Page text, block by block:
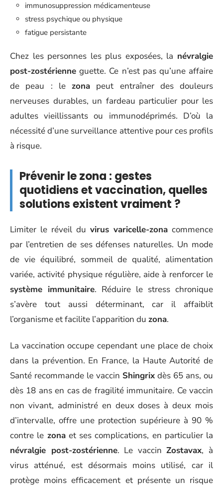
immunosuppression médicamenteuse
stress psychique ou physique
fatigue persistante
Chez les personnes les plus exposées, la névralgie
post-zostérienne guette. Ce n’est pas qu’une affaire
de peau : le zona peut entraîner des douleurs
nerveuses durables, un fardeau particulier pour les
adultes vieillissants ou immunodéprimés. D’où la
nécessité d’une surveillance attentive pour ces profils
à risque.
Prévenir le zona : gestes
quotidiens et vaccination, quelles
solutions existent vraiment ?
Limiter le réveil du virus varicelle-zona commence
par l’entretien de ses défenses naturelles. Un mode
de vie équilibré, sommeil de qualité, alimentation
variée, activité physique régulière, aide à renforcer le
système immunitaire. Réduire le stress chronique
s’avère tout aussi déterminant, car il affaiblit
l’organisme et facilite l’apparition du zona.
La vaccination occupe cependant une place de choix
dans la prévention. En France, la Haute Autorité de
Santé recommande le vaccin Shingrix dès 65 ans, ou
dès 18 ans en cas de fragilité immunitaire. Ce vaccin
non vivant, administré en deux doses à deux mois
d’intervalle, offre une protection supérieure à 90 %
contre le zonaet ses complications, en particulier la
névralgie post-zostérienne. Le vaccinZostavax, à
virus atténué, est désormais moins utilisé, car il
protège moins efficacement et présente un risque